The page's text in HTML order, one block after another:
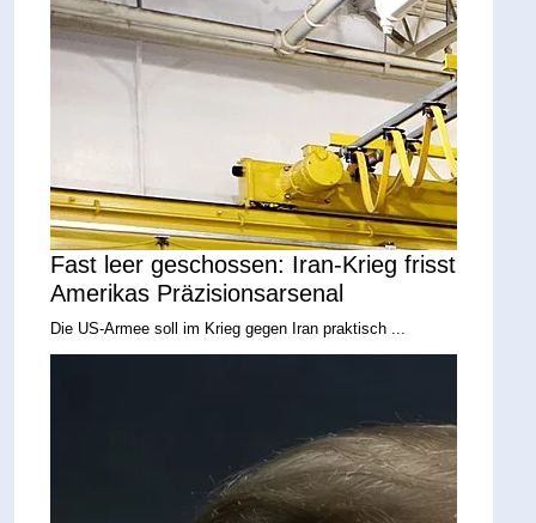
Fast leer geschossen: Iran-Krieg frisst
Amerikas Präzisionsarsenal
Die US-Armee soll im Krieg gegen Iran praktisch ...